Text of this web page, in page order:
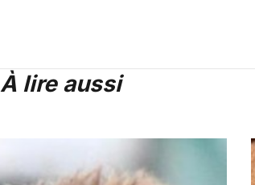
À lire aussi